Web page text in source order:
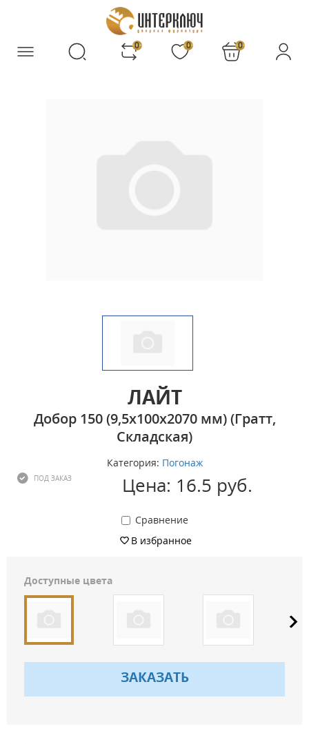
0 0 0
ЛАЙТ
Добор 150 (9,5х100х2070 мм) (Гратт,
Складская)
Категория: Погонаж
ПОД ЗАКАЗ Цена: 16.5 руб.
Сравнение
В избранное
Доступные цвета
ЗАКАЗАТЬ